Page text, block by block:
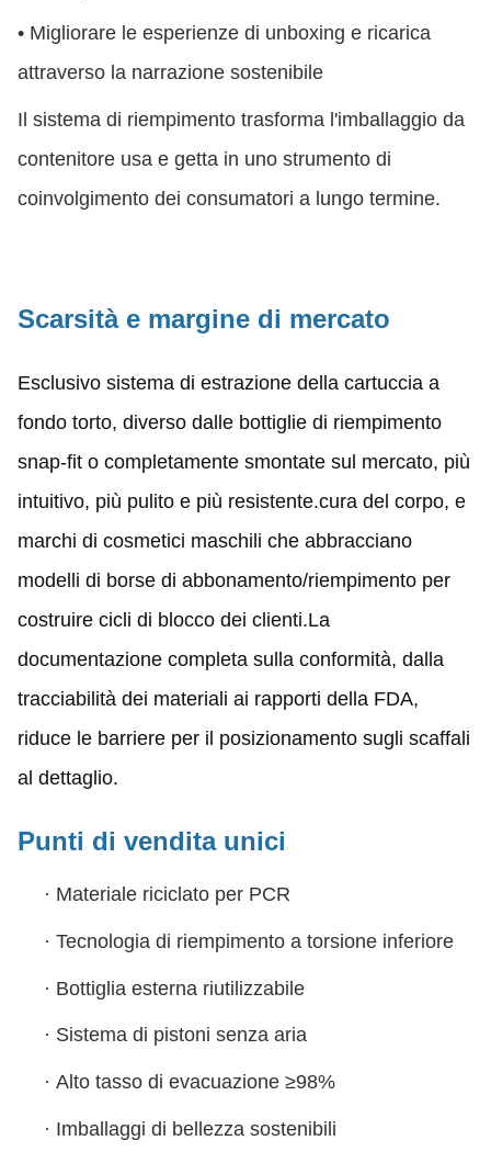
• Migliorare le esperienze di unboxing e ricarica
attraverso la narrazione sostenibile
Il sistema di riempimento trasforma l'imballaggio da
contenitore usa e getta in uno strumento di
coinvolgimento dei consumatori a lungo termine.
Scarsità e margine di mercato
Esclusivo sistema di estrazione della cartuccia a
fondo torto, diverso dalle bottiglie di riempimento
snap-fit o completamente smontate sul mercato, più
intuitivo, più pulito e più resistente.cura del corpo, e
marchi di cosmetici maschili che abbracciano
modelli di borse di abbonamento/riempimento per
costruire cicli di blocco dei clienti.La
documentazione completa sulla conformità, dalla
tracciabilità dei materiali ai rapporti della FDA,
riduce le barriere per il posizionamento sugli scaffali
al dettaglio.
Punti di vendita unici
· Materiale riciclato per PCR
· Tecnologia di riempimento a torsione inferiore
· Bottiglia esterna riutilizzabile
· Sistema di pistoni senza aria
· Alto tasso di evacuazione ≥98%
· Imballaggi di bellezza sostenibili